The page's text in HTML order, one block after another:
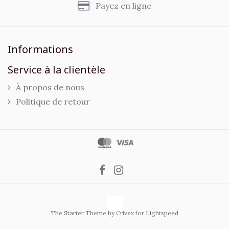
Payez en ligne
Informations
Service à la clientèle
À propos de nous
Politique de retour
The Starter Theme by Crivex for Lightspeed